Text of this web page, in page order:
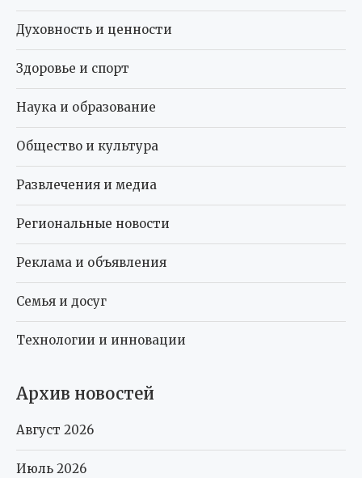
Духовность и ценности
Здоровье и спорт
Наука и образование
Общество и культура
Развлечения и медиа
Региональные новости
Реклама и объявления
Семья и досуг
Технологии и инновации
Архив новостей
Август 2026
Июль 2026